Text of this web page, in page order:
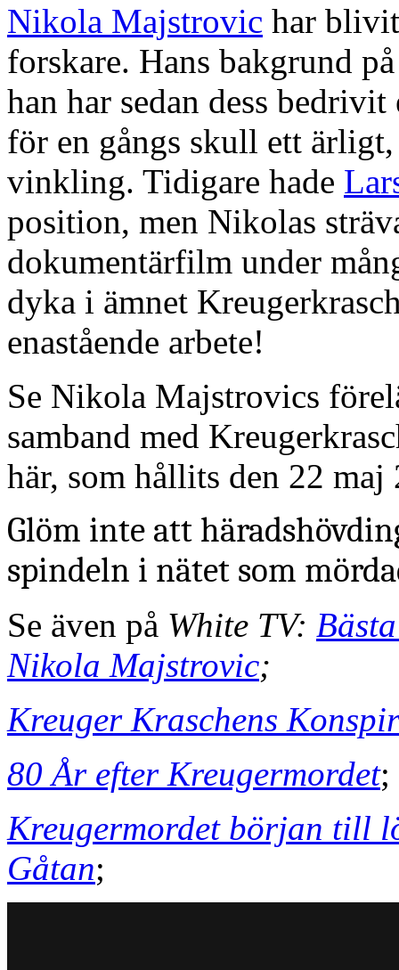
Nikola Majstrovic har
forskare. Hans bakgrund
han har sedan dess
för en gångs skull ett
vinkling. Tidigare hade
position, men Nikolas
dokumentärfilm under
dyka i ämnet
enastående arbete!
Se Nikola Majstrovics
samband med
här, som hållits den 22
Glöm inte att
spindeln i nätet som
Se även på White TV:
Nikola Majstrovic;
Kreuger Kraschens
80 År efter Kreugermordet;
Kreugermordet början till
Gåtan;